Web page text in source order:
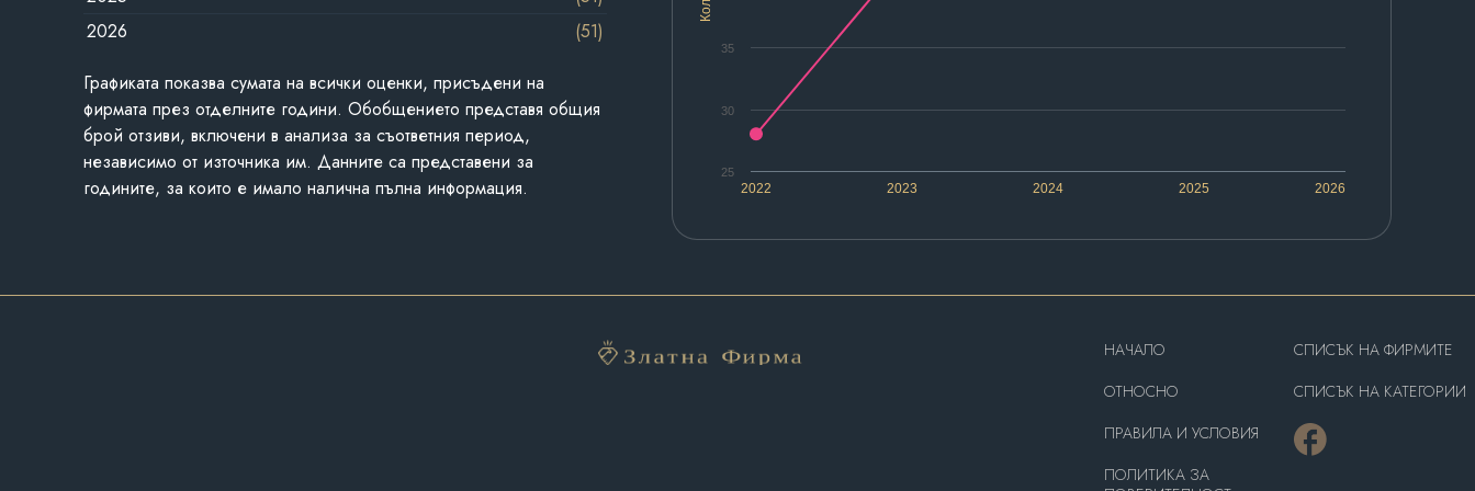
2022 2023 2024 2025 2026
25
30
35
2026
(51)
Графиката показва сумата на всички оценки, присъдени на
фирмата през отделните години. Обобщението представя общия
брой отзиви, включени в анализа за съответния период,
независимо от източника им. Данните са представени за
годините, за които е имало налична пълна информация.
HAЧАЛО
OТНОСНО
ПРАВИЛА И УСЛОВИЯ
ПОЛИТИКА ЗА
СПИСЪК НА ФИРМИТЕ
СПИСЪК НА КАТЕГОРИИ